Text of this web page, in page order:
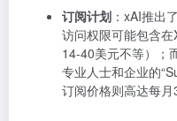
订阅计划 ：xAI推出
访问权限可能包含
14-40美元不等）；
专业人士和企业的
订阅价格则高达每月